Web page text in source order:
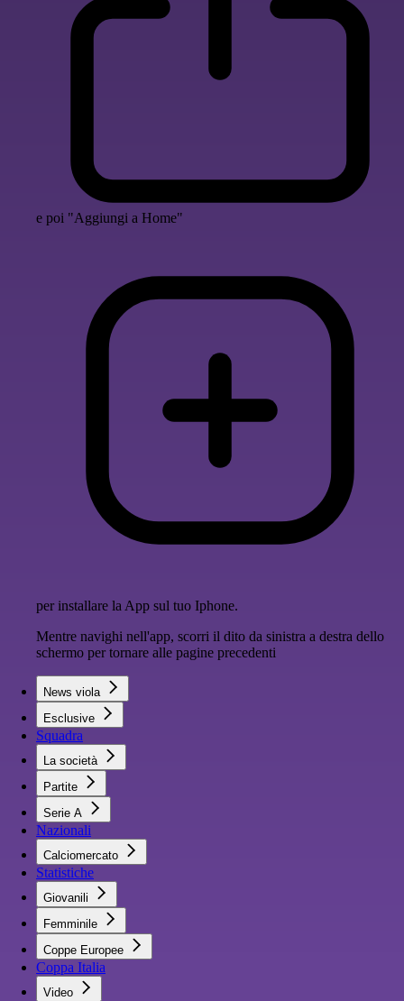
e poi "Aggiungi a Home"
per installare la App sul tuo Iphone.
Mentre navighi nell'app, scorri il dito da sinistra a destra dello
schermo per tornare alle pagine precedenti
News viola
Esclusive
Squadra
La società
Partite
Serie A
Nazionali
Calciomercato
Statistiche
Giovanili
Femminile
Coppe Europee
Coppa Italia
Video